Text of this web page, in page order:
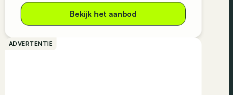
Bekijk het aanbod
ADVERTENTIE